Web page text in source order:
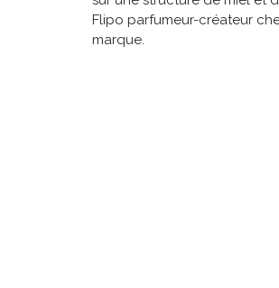
Flipo parfumeur-créateur
marque.